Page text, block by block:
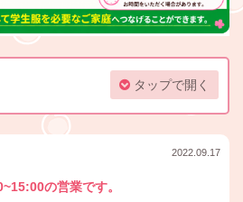
タップで開く
2022.09.17
の営業です。